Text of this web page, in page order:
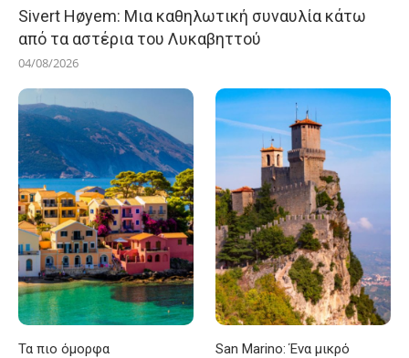
Sivert Høyem: Μια καθηλωτική συναυλία κάτω
από τα αστέρια του Λυκαβηττού
04/08/2026
Τα πιο όμορφα
San Marino: Ένα μικρό